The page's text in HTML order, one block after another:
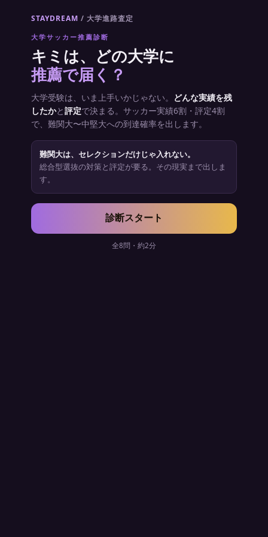
STAYDREAM / 大学進路査定
大学サッカー推薦診断
キミは、どの大学に
推薦で届く？
大学受験は、いま上手いかじゃない。
どんな実績を残
したかと評定で決まる。サッカー実績6割・評定4割
で、難関大〜中堅大への到達確率を出します。
難関大は、セレクションだけじゃ入れない。
総合型選抜の対策と評定が要る。その現実まで出しま
す。
診断スタート
全8問・約2分